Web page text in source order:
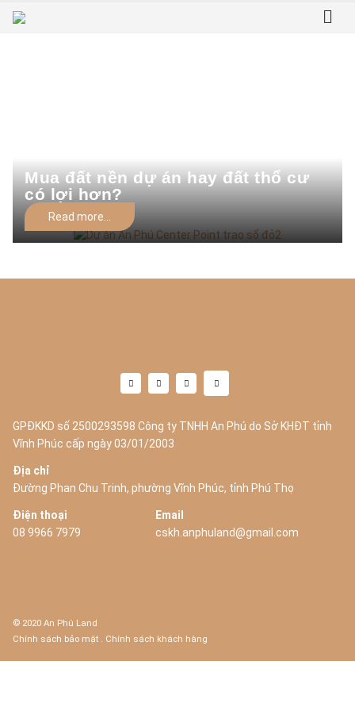
cư
Mua đất nền dự án hay đất thổ cư
có lợi hơn?
Read more...
GPĐKKD số 2500293598 Công ty TNHH An Phú do Sở KHĐT tỉnh
Vĩnh Phúc cấp ngày 03/01/2003
Địa chỉ
Đường Phan Chu Trinh, phường Vĩnh Phúc, tỉnh Phú Thọ
Điện thoại
08 9966 7979
Email
cskh.anphuland@gmail.com
© 2020 An Phú Land
Chính sách bảo mật
Chính sách khách hàng